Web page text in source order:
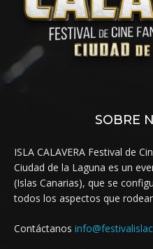
SOBRE
ISLA CALAVERA Festival de
Ciudad de la Laguna es un
(Islas Canarias), que se
todos los aspectos que
Contáctanos